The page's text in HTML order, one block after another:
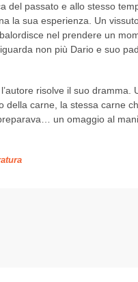
del passato e allo stesso
la sua esperienza. Un
nel prendere un
non più Dario e suo
l’autore risolve il suo dramma.
della carne, la stessa carne
un omaggio al